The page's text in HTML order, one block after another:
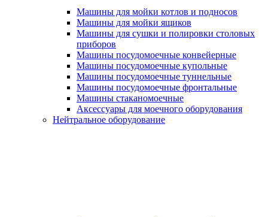
Машины для мойки котлов и подносов
Машины для мойки ящиков
Машины для сушки и полировки столовых
приборов
Машины посудомоечные конвейерные
Машины посудомоечные купольные
Машины посудомоечные туннельные
Машины посудомоечные фронтальные
Машины стаканомоечные
Аксессуары для моечного оборудования
Нейтральное оборудование